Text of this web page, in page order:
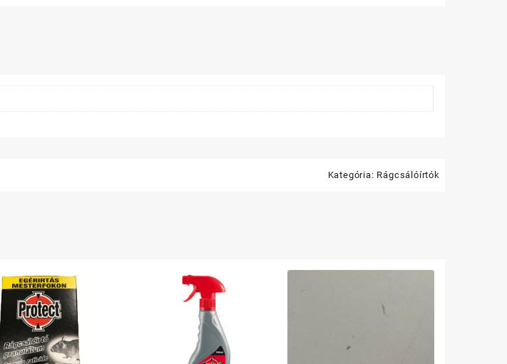
Kategória: Rágcsálóírtók